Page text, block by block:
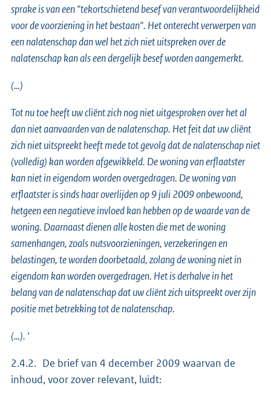
sprake is van een "tekortschietend besef van verantwoordelijkheid
voor de voorziening in het bestaan". Het onterecht verwerpen van
een nalatenschap dan wel het zich niet uitspreken over de
nalatenschap kan als een dergelijk besef worden aangemerkt.
(…)
Tot nu toe heeft uw cliënt zich nog niet uitgesproken over het al
dan niet aanvaarden van de nalatenschap. Het feit dat uw cliënt
zich niet uitspreekt heeft mede tot gevolg dat de nalatenschap niet
(volledig) kan worden afgewikkeld. De woning van erflaatster
kan niet in eigendom worden overgedragen. De woning van
erflaatster is sinds haar overlijden op 9 juli 2009 onbewoond,
hetgeen een negatieve invloed kan hebben op de waarde van de
woning. Daarnaast dienen alle kosten die met de woning
samenhangen, zoals nutsvoorzieningen, verzekeringen en
belastingen, te worden doorbetaald, zolang de woning niet in
eigendom kan worden overgedragen. Het is derhalve in het
belang van de nalatenschap dat uw cliënt zich uitspreekt over zijn
positie met betrekking tot de nalatenschap.
(…). '
2.4.2. De brief van 4 december 2009 waarvan de
inhoud, voor zover relevant, luidt: